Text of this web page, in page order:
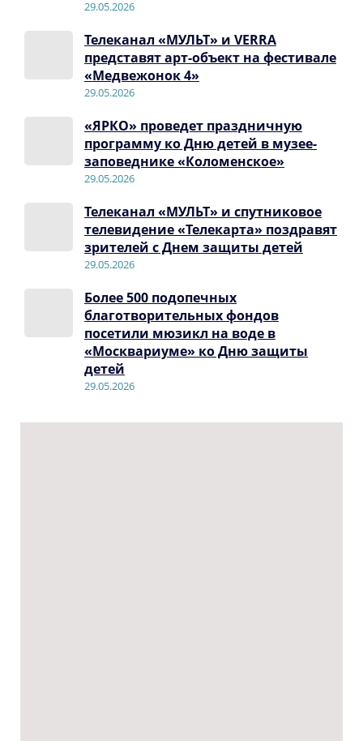
29.05.2026
Телеканал «МУЛЬТ» и VERRA
представят арт-объект на фестивале
«Медвежонок 4»
29.05.2026
«ЯРКО» проведет праздничную
программу ко Дню детей в музее-
заповеднике «Коломенское»
29.05.2026
Телеканал «МУЛЬТ» и спутниковое
телевидение «Телекарта» поздравят
зрителей с Днем защиты детей
29.05.2026
Более 500 подопечных
благотворительных фондов
посетили мюзикл на воде в
«Москвариуме» ко Дню защиты
детей
29.05.2026